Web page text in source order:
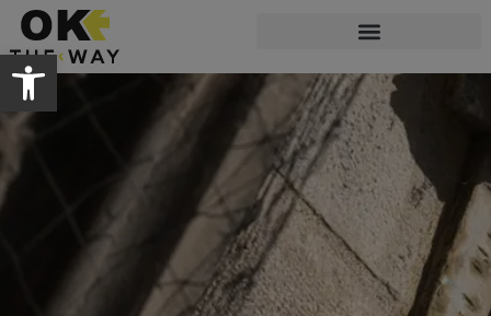
Abrir barra de herramientas